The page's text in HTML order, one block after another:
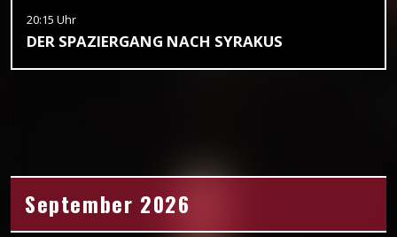
20:15 Uhr
DER SPAZIERGANG NACH SYRAKUS
September 2026